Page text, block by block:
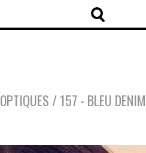
OPTIQUES /157 - BLEU DENIM